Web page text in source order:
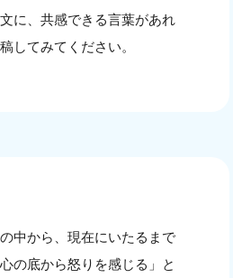
に、共感できる言葉があれ
してみてください。
中から、現在にいたるまで
の底から怒りを感じる」と